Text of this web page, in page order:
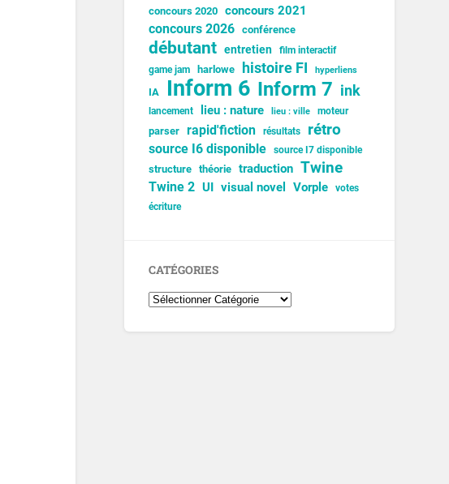
concours 2020
concours 2021
concours 2026 conférence
débutant entretien
film interactif
game jam
harlowe histoire FI hyperliens
IA Inform 6 Inform 7 ink
lancement lieu : nature lieu : ville moteur
parser rapid'fiction résultats rétro
source I6 disponible source I7 disponible
structure théorie traduction Twine
Twine 2 UI visual novel Vorple
votes
écriture
CATÉGORIES